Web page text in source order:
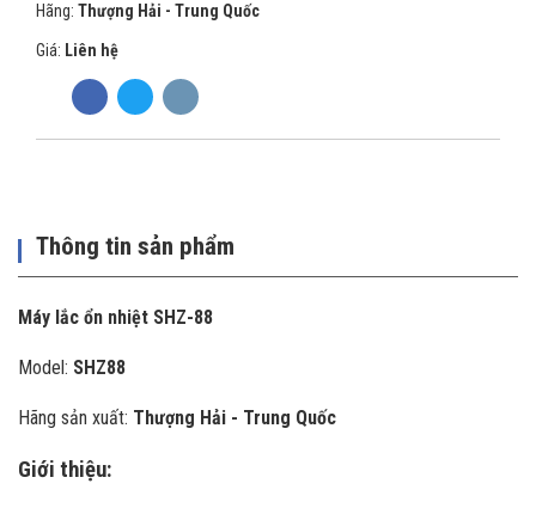
Hãng: Thượng Hải - Trung Quốc
Giá: Liên hệ
Thông tin sản phẩm
Máy lắc ổn nhiệt SHZ-88
Model: SHZ88
Hãng sản xuất: Thượng Hải - Trung Quốc
Giới thiệu: